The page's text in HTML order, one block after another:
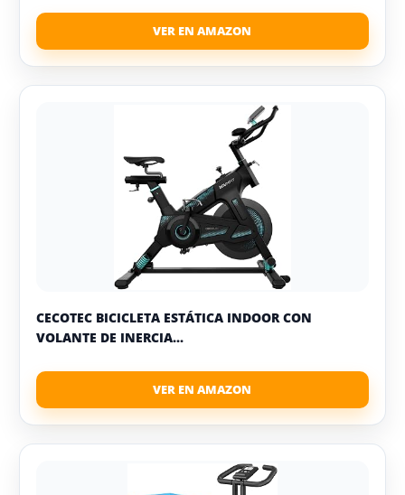
CECOTEC BICICLETA ESTÁTICA INDOOR CON
VOLANTE DE INERCIA...